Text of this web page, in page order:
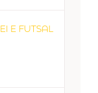
E FUTSAL